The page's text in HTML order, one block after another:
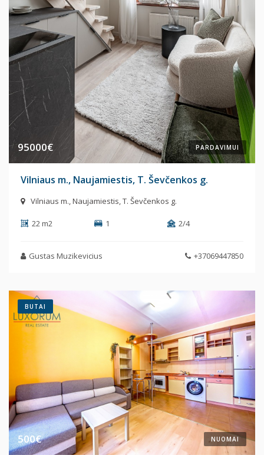
PARDAVIMUI
95000€
Vilniaus m., Naujamiestis, T. Ševčenkos g.
Vilniaus m., Naujamiestis, T. Ševčenkos g.
22 m2 1 2/4
Gustas Muzikevicius +37069447850
BUTAI
NUOMAI
500€